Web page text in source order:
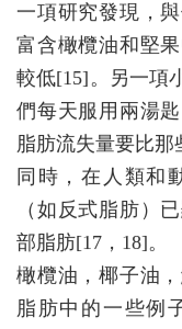
一項研究發現，
富含橄欖油和堅
較低[15]。另一項
們每天服用兩湯
脂肪流失量要比那
同時，在人類和
（如反式脂肪）
部脂肪[17，18]。
橄欖油，椰子油
脂肪中的一些例